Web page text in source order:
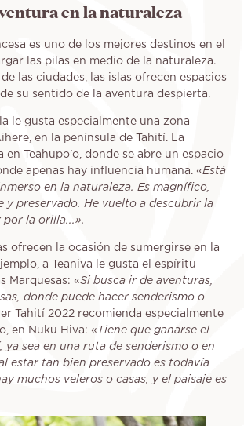
en la naturaleza
es uno de los mejores destinos en el
las pilas en medio de la naturaleza.
las ciudades, las islas ofrecen espacios
su sentido de la aventura despierta.
le gusta especialmente una zona
en la península de Tahití. La
en Teahupo'o, donde se abre un espacio
apenas hay influencia humana. «Está
en la naturaleza. Es magnífico,
y preservado. He vuelto a descubrir la
por la orilla...».
ofrecen la ocasión de sumergirse en la
a Teaniva le gusta el espíritu
Marquesas: «Si busca ir de aventuras,
donde puede hacer senderismo o
Tahití 2022 recomienda especialmente
en Nuku Hiva: « Tiene que ganarse el
ya sea en una ruta de senderismo o en
estar tan bien preservado es todavía
muchos veleros o casas, y el paisaje es